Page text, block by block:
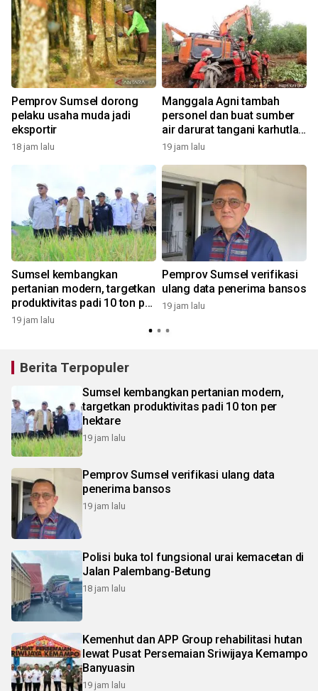
Pemprov Sumsel dorong
pelaku usaha muda jadi
eksportir
18 jam lalu
Manggala Agni tambah
personel dan buat sumber
air darurat tangani karhutla
di OKI
19 jam lalu
Sumsel kembangkan
pertanian modern, targetkan
produktivitas padi 10 ton per
hektare
19 jam lalu
Pemprov Sumsel verifikasi
ulang data penerima bansos
19 jam lalu
Berita Terpopuler
Sumsel kembangkan pertanian modern,
targetkan produktivitas padi 10 ton per
hektare
19 jam lalu
Pemprov Sumsel verifikasi ulang data
penerima bansos
19 jam lalu
Polisi buka tol fungsional urai kemacetan di
Jalan Palembang-Betung
18 jam lalu
Kemenhut dan APP Group rehabilitasi hutan
lewat Pusat Persemaian Sriwijaya Kemampo
Banyuasin
19 jam lalu